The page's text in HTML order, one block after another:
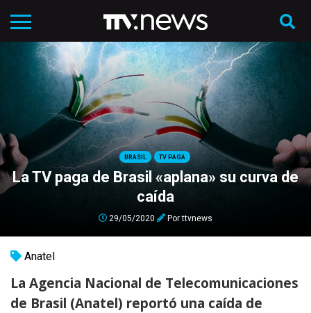
BRASIL TV PAGA
La TV paga de Brasil «aplana» su curva de
caída
29/05/2020 Porttvnews
Anatel
La Agencia Nacional de Telecomunicaciones
de Brasil (Anatel) reportó una caída de